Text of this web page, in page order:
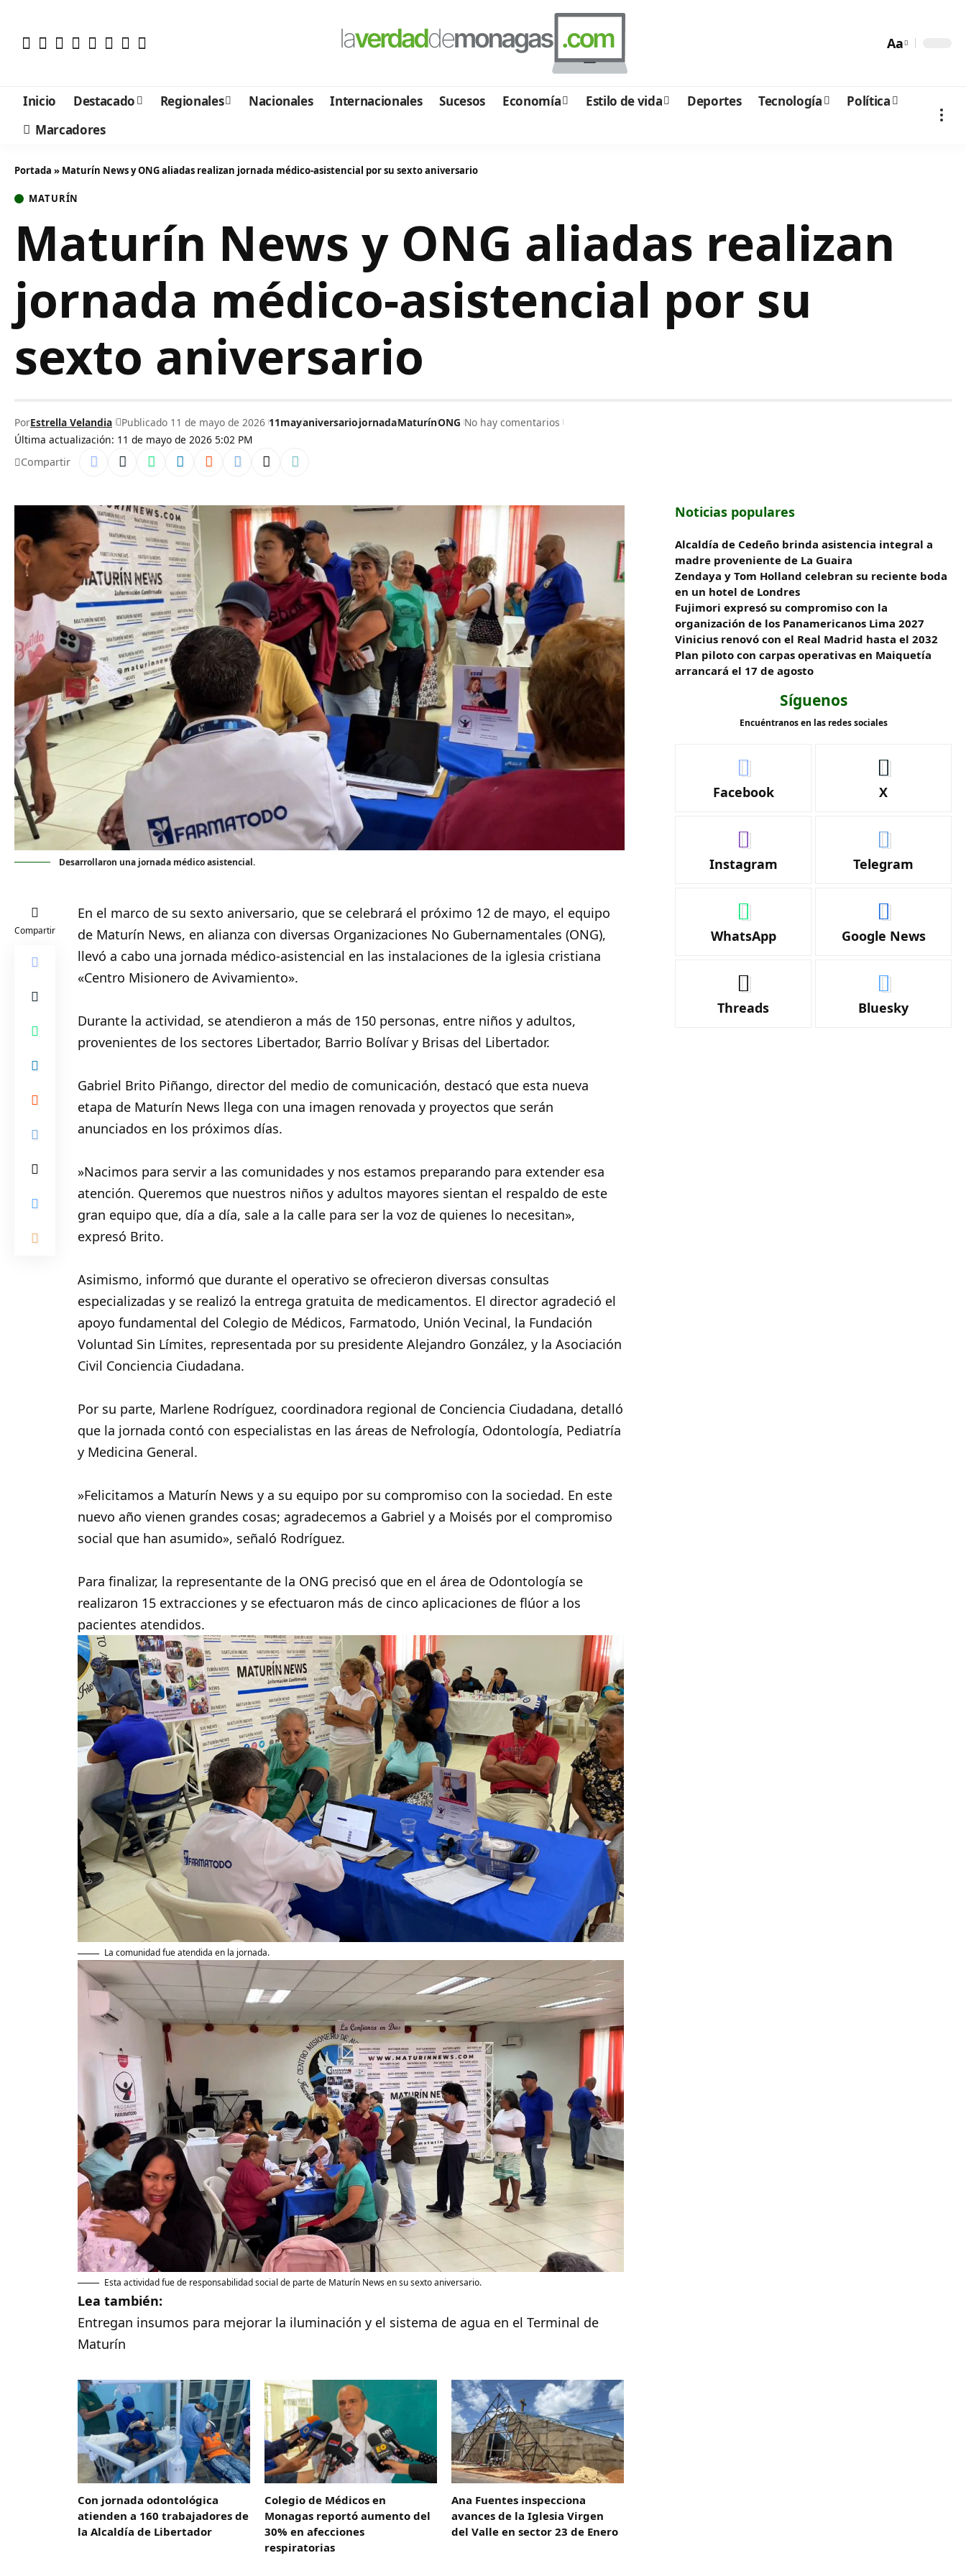
Aa
Inicio Destacado Regionales Nacionales Internacionales Sucesos Economía Estilo de vida Deportes Tecnología
Política
Marcadores
Portada » Maturín News y ONG aliadas realizan jornada médico-asistencial por su sexto aniversario‎
MATURÍN
Maturín News y ONG aliadas realizan
jornada médico-asistencial por su
sexto aniversario‎
Última actualización: 11 de mayo de 2026 5:02 PM
PorEstrella Velandia Publicado 11 de mayo de 2026 11mayaniversariojornadaMaturínONG No hay comentarios
Compartir
Desarrollaron una jornada médico asistencial.
Compartir
En el marco de su sexto aniversario, que se celebrará el próximo 12 de mayo, el equipo
de Maturín News, en alianza con diversas Organizaciones No Gubernamentales (ONG),
llevó a cabo una jornada médico-asistencial en las instalaciones de la iglesia cristiana
«Centro Misionero de Avivamiento».
‎Durante la actividad, se atendieron a más de 150 personas, entre niños y adultos,
provenientes de los sectores Libertador, Barrio Bolívar y Brisas del Libertador.
‎Gabriel Brito Piñango, director del medio de comunicación, destacó que esta nueva
etapa de Maturín News llega con una imagen renovada y proyectos que serán
anunciados en los próximos días.
‎»Nacimos para servir a las comunidades y nos estamos preparando para extender esa
atención. Queremos que nuestros niños y adultos mayores sientan el respaldo de este
gran equipo que, día a día, sale a la calle para ser la voz de quienes lo necesitan»,
expresó Brito.
‎Asimismo, informó que durante el operativo se ofrecieron diversas consultas
especializadas y se realizó la entrega gratuita de medicamentos. El director agradeció el
apoyo fundamental del Colegio de Médicos, Farmatodo, Unión Vecinal, la Fundación
Voluntad Sin Límites, representada por su presidente Alejandro González, y la Asociación
Civil Conciencia Ciudadana.
‎Por su parte, Marlene Rodríguez, coordinadora regional de Conciencia Ciudadana, detalló
que la jornada contó con especialistas en las áreas de Nefrología, Odontología, Pediatría
y Medicina General.
‎»Felicitamos a Maturín News y a su equipo por su compromiso con la sociedad. En este
nuevo año vienen grandes cosas; agradecemos a Gabriel y a Moisés por el compromiso
social que han asumido», señaló Rodríguez.
‎Para finalizar, la representante de la ONG precisó que en el área de Odontología se
realizaron 15 extracciones y se efectuaron más de cinco aplicaciones de flúor a los
pacientes atendidos.
La comunidad fue atendida en la jornada.
Esta actividad fue de responsabilidad social de parte de Maturín News en su sexto aniversario.
Lea también:
Entregan insumos para mejorar la iluminación y el sistema de agua en el Terminal de
Maturín
Con jornada odontológica
atienden a 160 trabajadores de
la Alcaldía de Libertador
Colegio de Médicos en
Monagas reportó aumento del
30% en afecciones
respiratorias
Ana Fuentes inspecciona
avances de la Iglesia Virgen
del Valle en sector 23 de Enero
Noticias populares
Alcaldía de Cedeño brinda asistencia integral a
madre proveniente de La Guaira
Zendaya y Tom Holland celebran su reciente boda
en un hotel de Londres
Fujimori expresó su compromiso con la
organización de los Panamericanos Lima 2027
Vinicius renovó con el Real Madrid hasta el 2032
Plan piloto con carpas operativas en Maiquetía
arrancará el 17 de agosto
Síguenos
Encuéntranos en las redes sociales
Facebook X
Instagram Telegram
WhatsApp Google News
Threads Bluesky